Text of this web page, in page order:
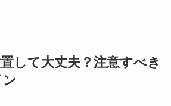
して大丈夫？注意すべき
ン